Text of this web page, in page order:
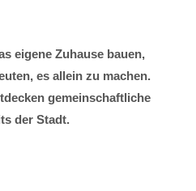
eigene Zuhause bauen,
es allein zu machen.
gemeinschaftliche
der Stadt.